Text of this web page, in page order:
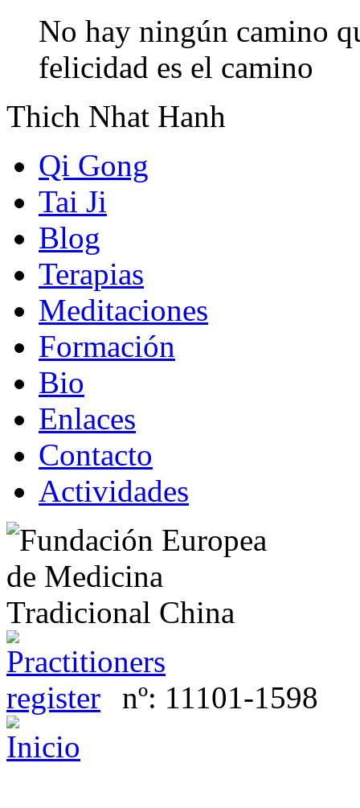
No hay ningún camino
felicidad es el camino
Thich Nhat Hanh
Qi Gong
Tai Ji
Blog
Terapias
Meditaciones
Formación
Bio
Enlaces
Contacto
Actividades
nº: 11101-1598